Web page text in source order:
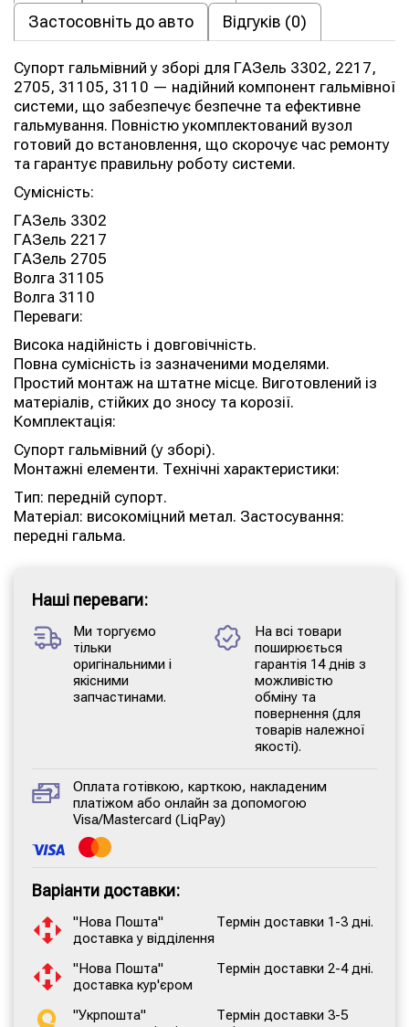
Застосовніть до авто
Відгуків (0)
Супорт гальмівний у зборі для ГАЗель 3302, 2217,
2705, 31105, 3110 — надійний компонент гальмівної
системи, що забезпечує безпечне та ефективне
гальмування. Повністю укомплектований вузол
готовий до встановлення, що скорочує час ремонту
та гарантує правильну роботу системи.
Сумісність:
ГАЗель 3302
ГАЗель 2217
ГАЗель 2705
Волга 31105
Волга 3110
Переваги:
Висока надійність і довговічність.
Повна сумісність із зазначеними моделями.
Простий монтаж на штатне місце. Виготовлений із
матеріалів, стійких до зносу та корозії.
Комплектація:
Супорт гальмівний (у зборі).
Монтажні елементи. Технічні характеристики:
Тип: передній супорт.
Матеріал: високоміцний метал. Застосування:
передні гальма.
Наші переваги:
Ми торгуємо
тільки
оригінальними і
якісними
запчастинами.
На всі товари
поширюється
гарантія 14 днів з
можливістю
обміну та
повернення (для
товарів належної
якості).
Оплата готівкою, карткою, накладеним
платіжом або онлайн за допомогою
Visa/Mastercard (LiqPay)
Варіанти доставки:
"Нова Пошта"
доставка у відділення
Термін доставки 1-3 дні.
"Нова Пошта"
доставка кур'єром
Термін доставки 2-4 дні.
"Укрпошта"
Термін доставки 3-5